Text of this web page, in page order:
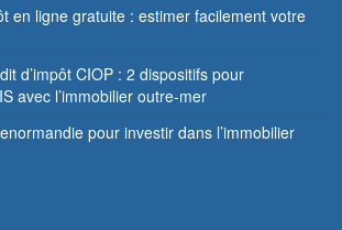
en ligne gratuite : estimer facilement votre
d’impôt CIOP : 2 dispositifs pour
avec l’immobilier outre-mer
pour investir dans l’immobilier